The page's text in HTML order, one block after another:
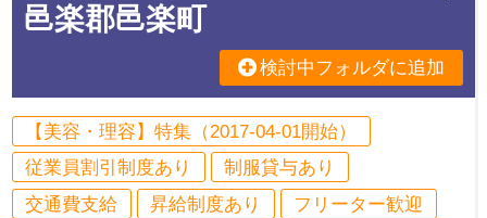
邑楽郡邑楽町
検討中フォルダに追加
【美容・理容】特集（2017-04-01開始）
従業員割引制度あり
制服貸与あり
交通費支給
昇給制度あり
フリーター歓迎